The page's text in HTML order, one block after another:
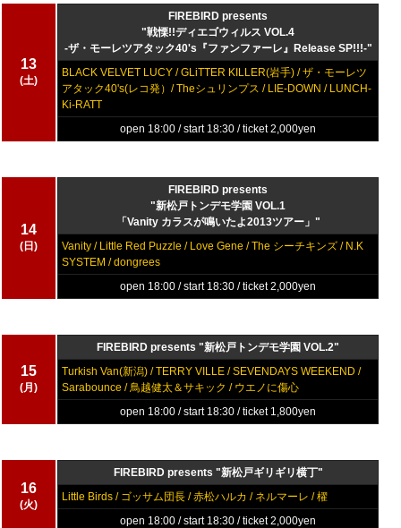
13
(土)
FIREBIRD presents
"戦慄!!ディエゴウィルス VOL.4
-ザ・モーレツアタック40's『ファンファーレ』Release SP!!!-"
BLACK VELVET LUCY / GLiTTER KILLER(岩手) / ザ・モーレツ
アタック40's(レコ発）/ Theシュリンプス / LIE-DOWN / LUNCH-
Ki-RATT
open 18:00 / start 18:30 / ticket 2,000yen
14
(日)
FIREBIRD presents
"新松戸トンデモ学園 VOL.1
「Vanity カラスが鳴いたよ2013ツアー」"
Vanity / Little Red Puzzle / Love Gene / The シーチキンズ / N.K
SYSTEM / dongrees
open 18:00 / start 18:30 / ticket 2,000yen
15
(月)
FIREBIRD presents "新松戸トンデモ学園 VOL.2"
Turkish Van(新潟) / TERRY VILLE / SEVENDAYS WEEKEND /
Sarabounce / 鳥越健太＆サキック / ウエノに傷心
open 18:00 / start 18:30 / ticket 1,800yen
16
(火)
FIREBIRD presents "新松戸ギリギリ横丁"
Little Birds / ゴッサム団長 / 赤松ハルカ / ネルマーレ / 櫂
open 18:00 / start 18:30 / ticket 2,000yen